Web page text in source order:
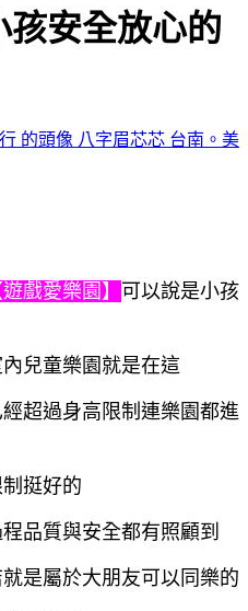
安全放心的
八字眉芯芯 台南。美
遊戲愛樂園】 可以說是小孩
兒童樂園就是在這
超過身高限制連樂園都進
挺好的
品質與安全都有照顧到
是屬於大朋友可以同樂的